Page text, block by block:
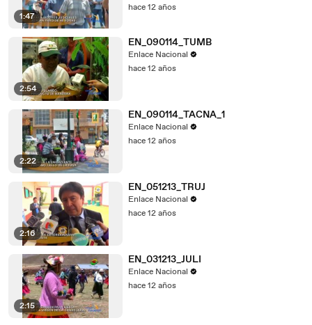
1:47
hace 12 años
2:54
EN_090114_TUMB
Enlace Nacional
hace 12 años
2:22
EN_090114_TACNA_1
Enlace Nacional
hace 12 años
2:16
EN_051213_TRUJ
Enlace Nacional
hace 12 años
2:15
EN_031213_JULI
Enlace Nacional
hace 12 años